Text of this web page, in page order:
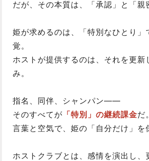
だが、その本質は、「承認」と「親
姫が求めるのは、「特別なひとり」
覚。
ホストが提供するのは、それを更新
み。
指名、同伴、シャンパン――
そのすべてが 「特別」の継続課金だ。
言葉と空気で、姫の「自分だけ」を
ホストクラブとは、感情を演出し、